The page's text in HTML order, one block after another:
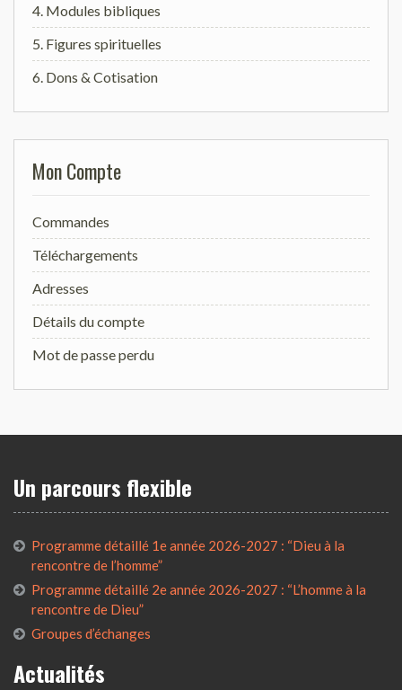
4. Modules bibliques
5. Figures spirituelles
6. Dons & Cotisation
Mon Compte
Commandes
Téléchargements
Adresses
Détails du compte
Mot de passe perdu
Un parcours flexible
Programme détaillé 1e année 2026-2027 : “Dieu à la
rencontre de l’homme”
Programme détaillé 2e année 2026-2027 : “L’homme à la
rencontre de Dieu”
Groupes d’échanges
Actualités